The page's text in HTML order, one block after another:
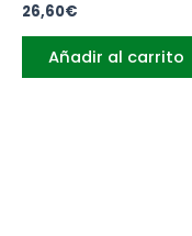
26,60€
Añadir al carrito